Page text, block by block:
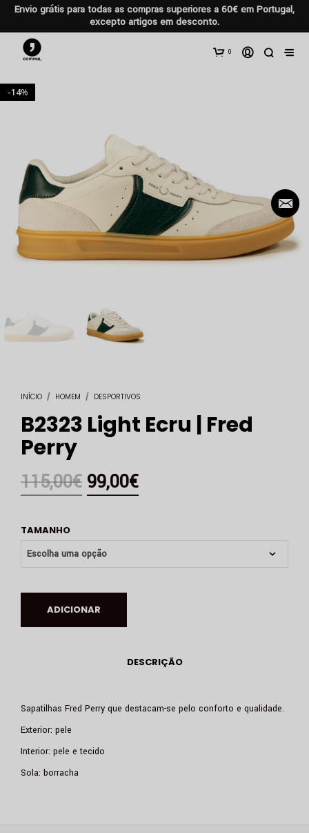
Envio grátis para todas as compras superiores a 60€ em Portugal,
excepto artigos em desconto.
0
%
14
INÍCIO / HOMEM / DESPORTIVOS
B2323 Light Ecru | Fred
Perry
115,00€ 99,00€
TAMANHO
ADICIONAR
DESCRIÇÃO
Sapatilhas Fred Perry que destacam-se pelo conforto e qualidade.
Exterior: pele
Interior: pele e tecido
Sola: borracha